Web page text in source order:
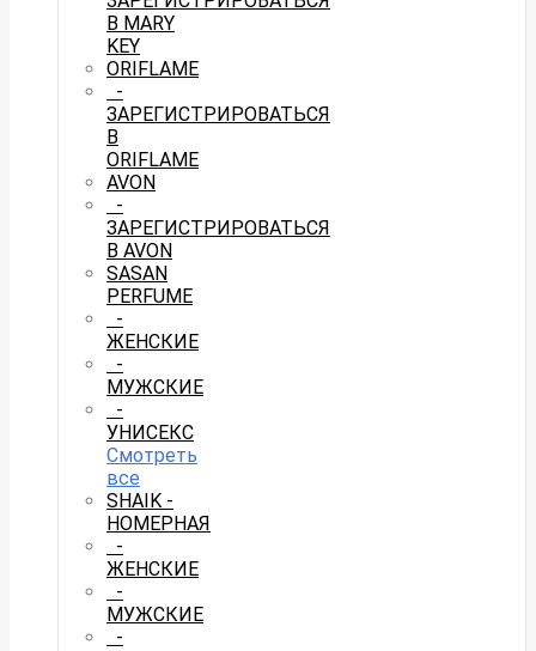
В MARY
KEY
ORIFLAME
-
ЗАРЕГИСТРИРОВАТЬСЯ
В
ORIFLAME
AVON
-
ЗАРЕГИСТРИРОВАТЬСЯ
В AVON
SASAN
PERFUME
-
ЖЕНСКИЕ
-
МУЖСКИЕ
-
УНИСЕКС
Смотреть
все
SHAIK -
НОМЕРНАЯ
-
ЖЕНСКИЕ
-
МУЖСКИЕ
-